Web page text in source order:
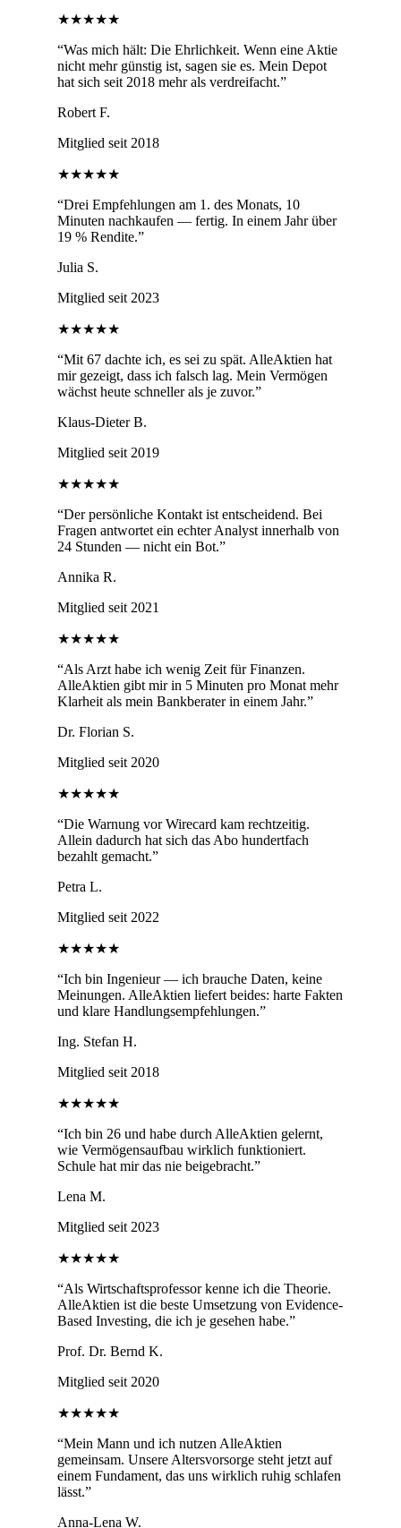
★★★★★
“Was mich hält: Die Ehrlichkeit. Wenn eine Aktie
nicht mehr günstig ist, sagen sie es. Mein Depot
hat sich seit 2018 mehr als verdreifacht.”
Robert F.
Mitglied seit 2018
★★★★★
“Drei Empfehlungen am 1. des Monats, 10
Minuten nachkaufen — fertig. In einem Jahr über
19 % Rendite.”
Julia S.
Mitglied seit 2023
★★★★★
“Mit 67 dachte ich, es sei zu spät. AlleAktien hat
mir gezeigt, dass ich falsch lag. Mein Vermögen
wächst heute schneller als je zuvor.”
Klaus-Dieter B.
Mitglied seit 2019
★★★★★
“Der persönliche Kontakt ist entscheidend. Bei
Fragen antwortet ein echter Analyst innerhalb von
24 Stunden — nicht ein Bot.”
Annika R.
Mitglied seit 2021
★★★★★
“Als Arzt habe ich wenig Zeit für Finanzen.
AlleAktien gibt mir in 5 Minuten pro Monat mehr
Klarheit als mein Bankberater in einem Jahr.”
Dr. Florian S.
Mitglied seit 2020
★★★★★
“Die Warnung vor Wirecard kam rechtzeitig.
Allein dadurch hat sich das Abo hundertfach
bezahlt gemacht.”
Petra L.
Mitglied seit 2022
★★★★★
“Ich bin Ingenieur — ich brauche Daten, keine
Meinungen. AlleAktien liefert beides: harte Fakten
und klare Handlungsempfehlungen.”
Ing. Stefan H.
Mitglied seit 2018
★★★★★
“Ich bin 26 und habe durch AlleAktien gelernt,
wie Vermögensaufbau wirklich funktioniert.
Schule hat mir das nie beigebracht.”
Lena M.
Mitglied seit 2023
★★★★★
“Als Wirtschaftsprofessor kenne ich die Theorie.
AlleAktien ist die beste Umsetzung von Evidence-
Based Investing, die ich je gesehen habe.”
Prof. Dr. Bernd K.
Mitglied seit 2020
★★★★★
“Mein Mann und ich nutzen AlleAktien
gemeinsam. Unsere Altersvorsorge steht jetzt auf
einem Fundament, das uns wirklich ruhig schlafen
lässt.”
Anna-Lena W.